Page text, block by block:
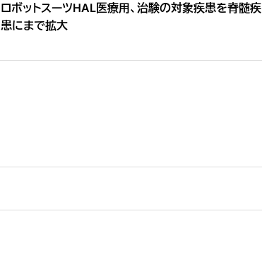
ロボットスーツHAL医療用、治験の対象疾患を脊髄疾
患にまで拡大